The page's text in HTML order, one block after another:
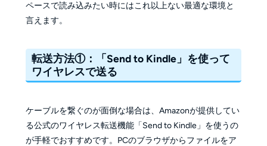
ペースで読み込みたい時にはこれ以上ない最適な環境と
言えます。
転送方法①：「Send to Kindle」を使って
ワイヤレスで送る
ケーブルを繋ぐのが面倒な場合は、Amazonが提供してい
る公式のワイヤレス転送機能「Send to Kindle」を使うの
が手軽でおすすめです。PCのブラウザからファイルをア